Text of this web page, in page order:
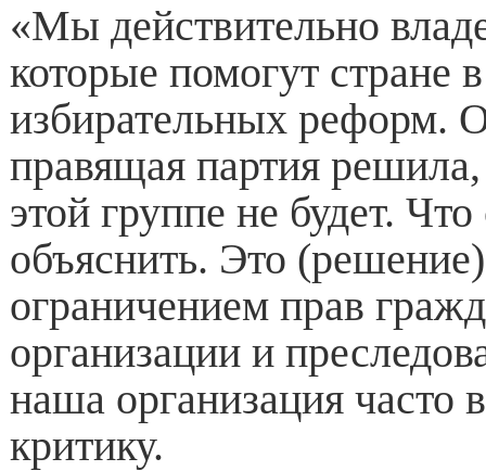
«Мы действительно
которые помогут стране
избирательных реформ.
правящая партия
этой группе не будет.
объяснить. Это (решение)
ограничением прав
организации и
наша организация часто
критику.